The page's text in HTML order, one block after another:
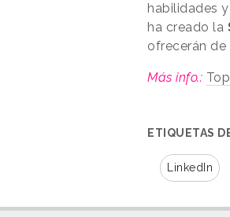
habilidades
ha creado la
ofrecerán de
Más info.:
ETIQUETAS
LinkedIn